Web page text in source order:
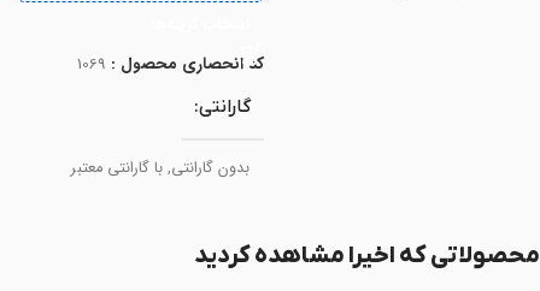
کد انحصاری محصول : 1069
گارانتی
بدون گارانتی, با گارانتی معتبر
محصولاتی که اخیرا مشاهده کردید